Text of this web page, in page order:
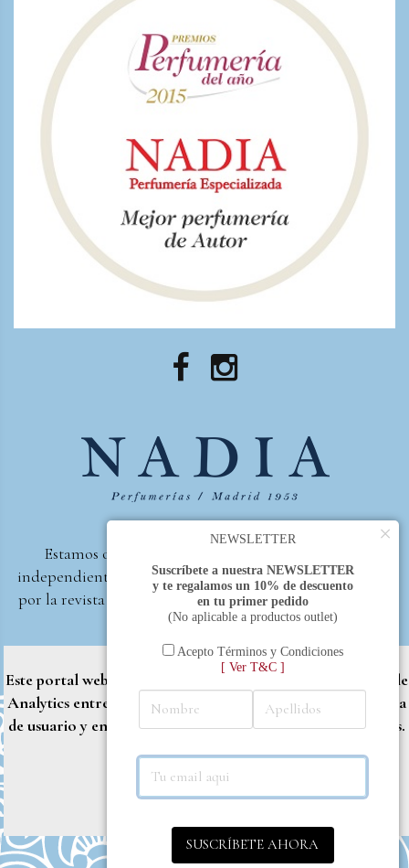
Estamos orgullosos de ser la primera perfumería
independiente de España, en recibir el premio otorgado
por la revista Beautyproof en 2015 a la mejor perfumería
de autor.
Perfumería Nadia2017 |Política de Privacidad
Este portal web utiliza cookies propias y de terceros (Google
Analytics entre otros) para brindarle una mejor experiencia
de usuario y entregar contenido adaptado a sus necesidades.
Rechazar
Aceptar
Más info
×
NEWSLETTER
Suscríbete a nuestra NEWSLETTER
y te regalamos un 10% de descuento
en tu primer pedido
(No aplicable a productos outlet)
Acepto Términos y Condiciones
[ Ver T&C ]
SUSCRÍBETE AHORA